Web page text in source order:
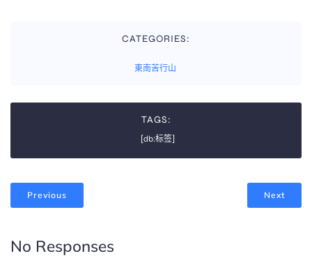
CATEGORIES:
東南苦行山
TAGS:
[db:标签]
Previous Next
No Responses